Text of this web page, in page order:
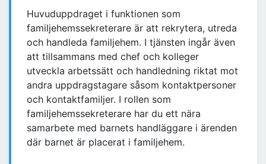
Huvuduppdraget i funktionen som
familjehemssekreterare är att rekrytera, utreda
och handleda familjehem. I tjänsten ingår även
att tillsammans med chef och kolleger
utveckla arbetssätt och handledning riktat mot
andra uppdragstagare såsom kontaktpersoner
och kontaktfamiljer. I rollen som
familjehemssekreterare har du ett nära
samarbete med barnets handläggare i ärenden
där barnet är placerat i familjehem.